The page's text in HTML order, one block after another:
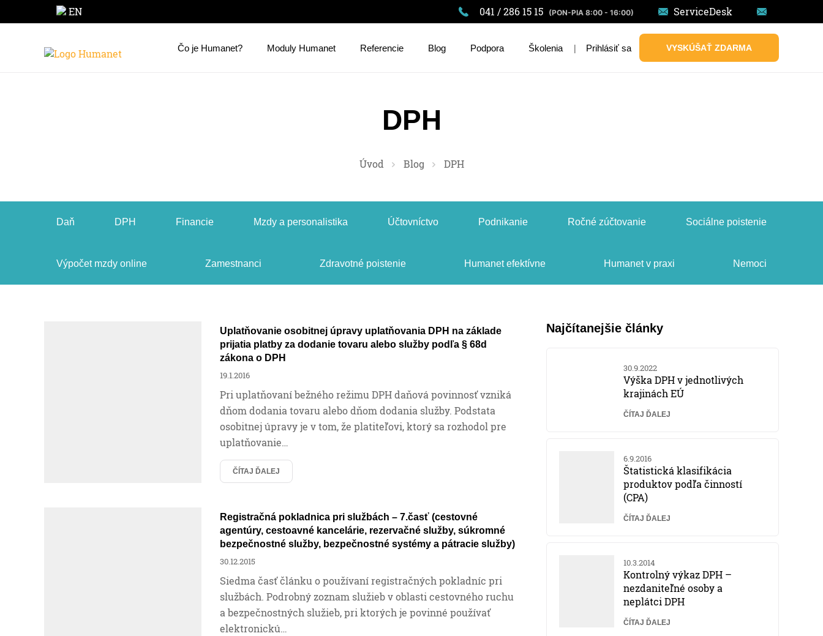
EN 041 / 286 15 15 (PON-PIA 8:00 - 16:00) ServiceDesk
Čo je Humanet? Moduly Humanet Referencie Blog Podpora Školenia | Prihlásiť sa VYSKÚŠAŤ ZDARMA
DPH
Úvod Blog DPH
Daň DPH Financie Mzdy a personalistika Účtovníctvo Podnikanie Ročné zúčtovanie Sociálne poistenie
Výpočet mzdy online Zamestnanci Zdravotné poistenie Humanet efektívne Humanet v praxi Nemoci
Uplatňovanie osobitnej úpravy uplatňovania DPH na základe
prijatia platby za dodanie tovaru alebo služby podľa § 68d
zákona o DPH
19.1.2016
Pri uplatňovaní bežného režimu DPH daňová povinnosť vzniká
dňom dodania tovaru alebo dňom dodania služby. Podstata
osobitnej úpravy je v tom, že platiteľovi, ktorý sa rozhodol pre
uplatňovanie…
ČÍTAJ ĎALEJ
Registračná pokladnica pri službách – 7.časť (cestovné
agentúry, cestoavné kancelárie, rezervačné služby, súkromné
bezpečnostné služby, bezpečnostné systémy a pátracie služby)
30.12.2015
Siedma časť článku o používaní registračných pokladníc pri
službách. Podrobný zoznam služieb v oblasti cestovného ruchu
a bezpečnostných služieb, pri ktorých je povinné používať
elektronickú…
Najčítanejšie články
30.9.2022
Výška DPH v jednotlivých
krajinách EÚ
ČÍTAJ ĎALEJ
6.9.2016
Štatistická klasifikácia
produktov podľa činností
(CPA)
ČÍTAJ ĎALEJ
10.3.2014
Kontrolný výkaz DPH –
nezdaniteľné osoby a
neplátci DPH
ČÍTAJ ĎALEJ